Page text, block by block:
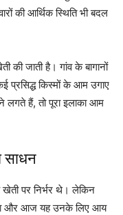
की आर्थिक स्थिति भी बदल
की जाती है। गांव के बागानों
प्रसिद्ध किस्मों के आम उगाए
लगते हैं, तो पूरा इलाका आम
साधन
पर निर्भर थे। लेकिन
और आज यह उनके लिए आय